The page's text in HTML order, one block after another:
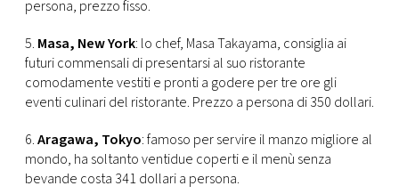
persona, prezzo fisso.
5. Masa, New York: lo chef, Masa Takayama, consiglia ai
futuri commensali di presentarsi al suo ristorante
comodamente vestiti e pronti a godere per tre ore gli
eventi culinari del ristorante. Prezzo a persona di 350 dollari.
6.Aragawa, Tokyo: famoso per servire il manzo migliore al
mondo, ha soltanto ventidue coperti e il menù senza
bevande costa 341 dollari a persona.